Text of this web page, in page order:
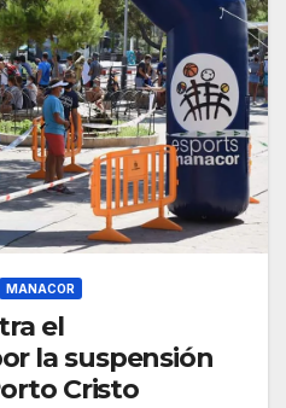
MANACOR
el
la suspensión
Cristo